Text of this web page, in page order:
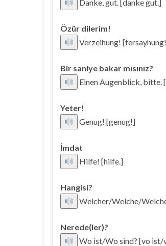
Danke, gut. [danke gut.]
Özür dilerim!
Verzeihung!
Bir saniye bakar mısınız?
Einen Augenblick, bitte.
Yeter!
Genug! [genug!]
İmdat
Hilfe! [hilfe.]
Hangisi?
Welcher/Welche/
Nerede(ler)?
Wo ist/Wo sind? [vo ist/